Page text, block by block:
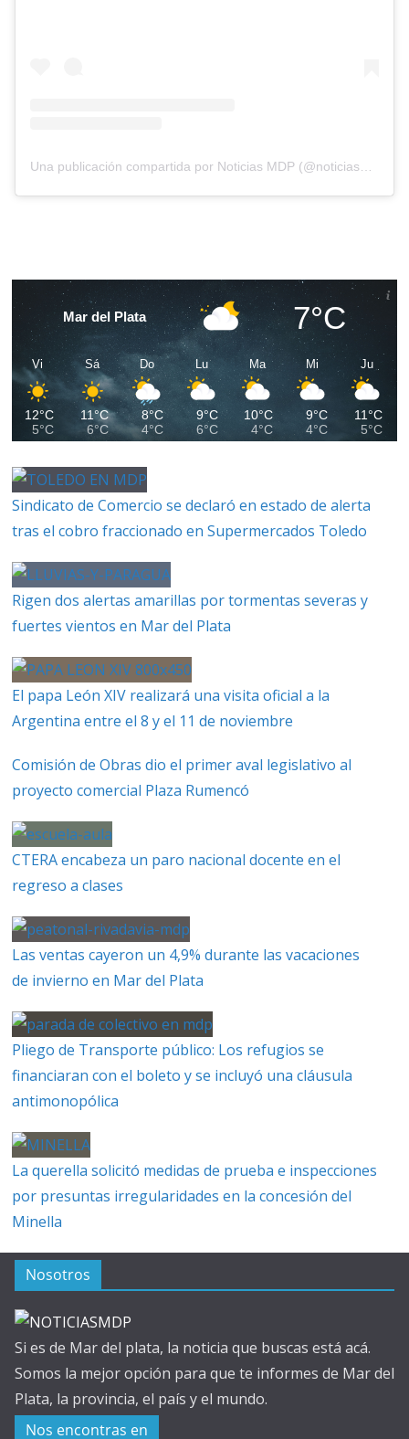
Una publicación compartida por Noticias MDP (@noticiasmdp)
Mar del Plata 7°C
Vi
12°C
5°C
Sá
11°C
6°C
Do
8°C
4°C
Lu
9°C
6°C
Ma
10°C
4°C
Mi
9°C
4°C
Ju
11°C
5°C
Sindicato de Comercio se declaró en estado de alerta
tras el cobro fraccionado en Supermercados Toledo
Rigen dos alertas amarillas por tormentas severas y
fuertes vientos en Mar del Plata
El papa León XIV realizará una visita oficial a la
Argentina entre el 8 y el 11 de noviembre
Comisión de Obras dio el primer aval legislativo al
proyecto comercial Plaza Rumencó
CTERA encabeza un paro nacional docente en el
regreso a clases
Las ventas cayeron un 4,9% durante las vacaciones
de invierno en Mar del Plata
Pliego de Transporte público: Los refugios se
financiaran con el boleto y se incluyó una cláusula
antimonopólica
La querella solicitó medidas de prueba e inspecciones
por presuntas irregularidades en la concesión del
Minella
Nosotros
Si es de Mar del plata, la noticia que buscas está acá.
Somos la mejor opción para que te informes de Mar del
Plata, la provincia, el país y el mundo.
Nos encontras en